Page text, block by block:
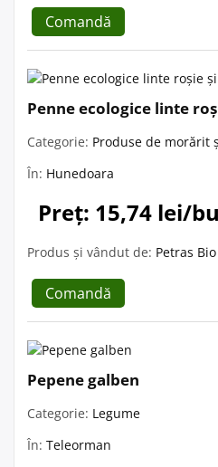
Comandă
Penne ecologice linte
Categorie: Produse de morărit
În: Hunedoara
Preț: 15,74 lei/
Produs și vândut de: Petras Bio
Comandă
Pepene galben
Categorie: Legume
În: Teleorman